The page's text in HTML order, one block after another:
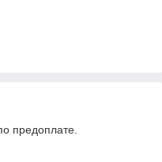
предоплате.